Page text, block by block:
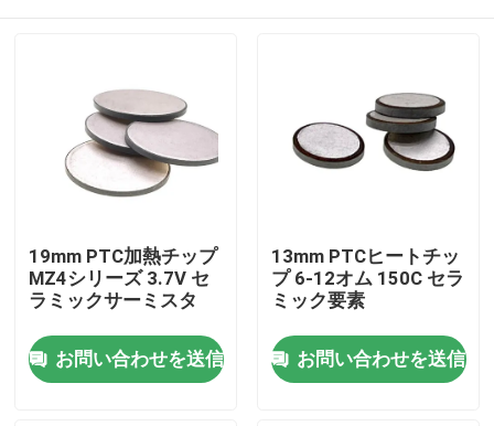
家へ
19mm PTC加熱チップ
MZ4シリーズ 3.7V セ
ラミックサーミスタ
お問い合わせを送信
13mm PTCヒートチッ
プ 6-12オム 150C セラ
ミック要素
お問い合わせを送信